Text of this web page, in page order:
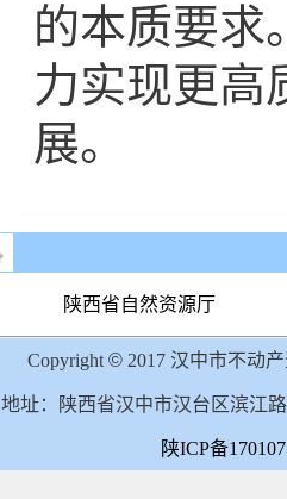
的本质要求
力实现更高
展。
陕西省自然资源厅
Copyright © 2017 汉中市不动
地址：陕西省汉中市汉台区滨江
陕ICP备